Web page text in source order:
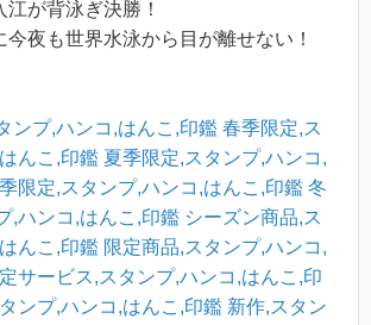
が背泳ぎ決勝！
夜も世界水泳から目が離せない！
ンプ,ハンコ,はんこ,印鑑 春季限定,ス
んこ,印鑑 夏季限定,スタンプ,ハンコ,
限定,スタンプ,ハンコ,はんこ,印鑑 冬
,ハンコ,はんこ,印鑑 シーズン商品,ス
んこ,印鑑 限定商品,スタンプ,ハンコ,
サービス,スタンプ,ハンコ,はんこ,印
ンプ,ハンコ,はんこ,印鑑 新作,スタン